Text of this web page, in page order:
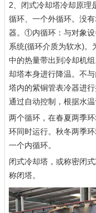
2、闭式冷却塔冷却原理
循环、一个外循环。没
器。①内循环：与对象
系统(循环介质为软水)。
中的热量带出到冷却机
却塔本身进行降温。不
塔内的紫铜管表冷器进
通过自动控制，根据水温
两个循环，在春夏两季
环同时运行。秋冬两季
一个内循环。
闭式冷却塔，或称密闭
称闭塔。